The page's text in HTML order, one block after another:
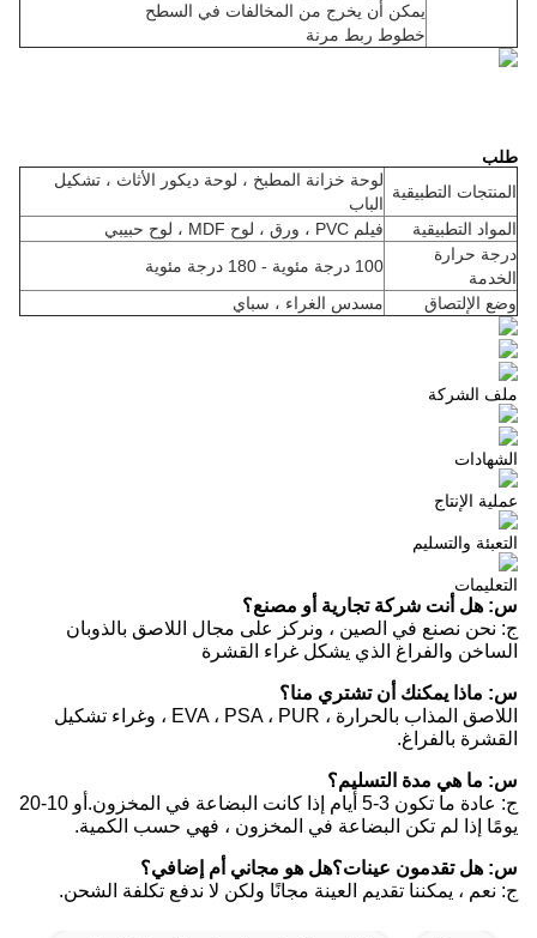
يمكن أن يخرج من المخالفات في السطح
خطوط ربط مرنة
طلب
المنتجات التطبيقية
لوحة خزانة المطبخ ، لوحة ديكور الأثاث ، تشكيل
الباب
المواد التطبيقية
فيلم PVC ، ورق ، لوح MDF ، لوح حبيبي
درجة حرارة
الخدمة
100 درجة مئوية - 180 درجة مئوية
وضع الإلتصاق
مسدس الغراء ، سباي
ملف الشركة
الشهادات
عملية الإنتاج
التعبئة والتسليم
التعليمات
س: هل أنت شركة تجارية أو مصنع؟
ج: نحن نصنع في الصين ، ونركز على مجال اللاصق بالذوبان
الساخن والفراغ الذي يشكل غراء القشرة
س: ماذا يمكنك أن تشتري منا؟
اللاصق المذاب بالحرارة ، EVA ، PSA ، PUR ، وغراء تشكيل
القشرة بالفراغ.
س: ما هي مدة التسليم؟
ج: عادة ما تكون 3-5 أيام إذا كانت البضاعة في المخزون.أو 10-20
يومًا إذا لم تكن البضاعة في المخزون ، فهي حسب الكمية.
س: هل تقدمون عينات؟هل هو مجاني أم إضافي؟
ج: نعم ، يمكننا تقديم العينة مجانًا ولكن لا ندفع تكلفة الشحن.